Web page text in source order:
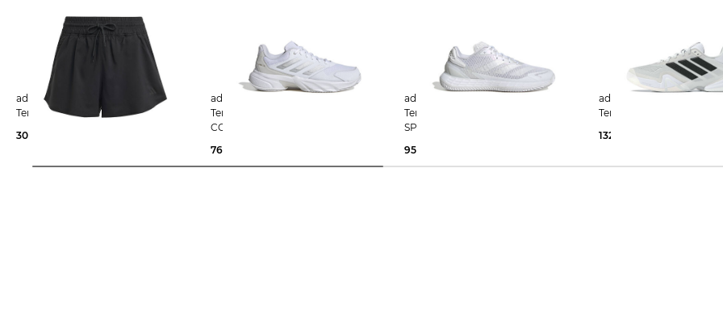
adidas Performance | Damen
Tennisshorts CLUB SHORT
30,00 €
adidas Performance | Damen
Tennisschuhe Sand COURTJAM
CONTROL 3 W CLAY
76,99 €
adidas Performance | Damen
Tennisschuhe Sandplatz DEFIANT
SPEED 2
95,55 €
adidas Performance | Damen
Tennisschuhe Sand
132,99 €